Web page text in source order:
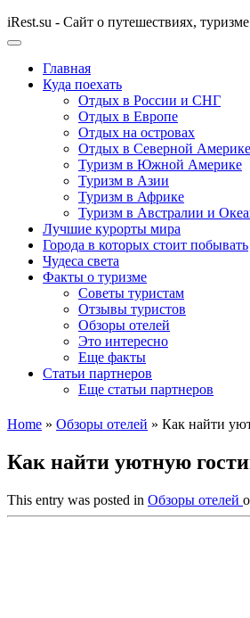
iRest.su - Сайт о путешествиях,
Главная
Куда поехать
Отдых в России и СНГ
Отдых в Европе
Отдых на островах
Отдых в Северной Америке
Туризм в Южной Америке
Туризм в Азии
Туризм в Африке
Туризм в Австралии и
Лучшие курорты мира
Города в которых стоит побывать
Чудеса света
Факты о туризме
Советы туристам
Отзывы туристов
Обзоры отелей
Это интересно
Еще факты
Статьи партнеров
Еще статьи партнеров
Home » Обзоры отелей » Как найти
Как найти уютную
This entry was posted in Обзоры отелей